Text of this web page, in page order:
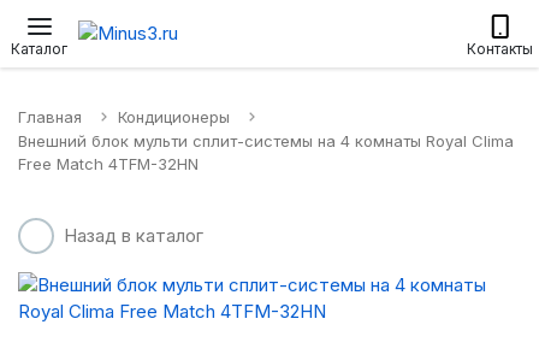
Каталог Контакты
Настенные сплит-системы
Главная
Кондиционеры
Внешний блок мульти сплит-системы на 4 комнаты Royal Clima
Free Match 4TFM-32HN
Назад в каталог